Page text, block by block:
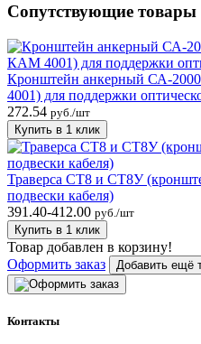
Сопутствующие товары
Кронштейн анкерный СА-
4001) для поддержки
272.54 руб./шт
Купить в 1 клик
Траверса СТ8 и СТ8У
подвески кабеля)
391.40-412.00 руб./шт
Купить в 1 клик
Товар добавлен в корзину!
Оформить заказ
Добавить ещё
Контакты